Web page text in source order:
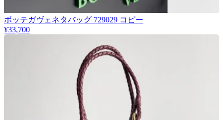
ボッテガヴェネタバッグ 729029 コピー
¥33,700